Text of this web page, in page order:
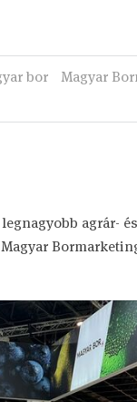
bor
Magyar
agrár-